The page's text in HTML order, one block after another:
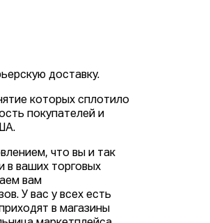
доставку.
которых сплотило
покупателей и
что вы и так
в ваших торговых
вам
У вас у всех есть
в магазины